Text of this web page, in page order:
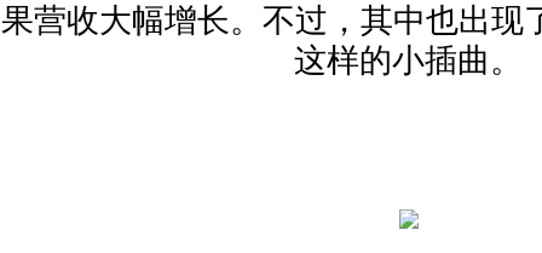
果营收大幅增长。不过，其中也出现
这样的小插曲。